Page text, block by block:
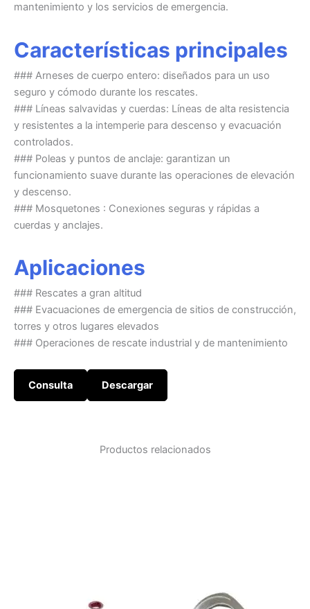
mantenimiento y los servicios de emergencia.
Características principales
### Arneses de cuerpo entero: diseñados para un uso
seguro y cómodo durante los rescates.
### Líneas salvavidas y cuerdas: Líneas de alta resistencia
y resistentes a la intemperie para descenso y evacuación
controlados.
### Poleas y puntos de anclaje: garantizan un
funcionamiento suave durante las operaciones de elevación
y descenso.
### Mosquetones : Conexiones seguras y rápidas a
cuerdas y anclajes.
Aplicaciones
### Rescates a gran altitud
### Evacuaciones de emergencia de sitios de construcción,
torres y otros lugares elevados
### Operaciones de rescate industrial y de mantenimiento
Consulta Descargar
Productos relacionados